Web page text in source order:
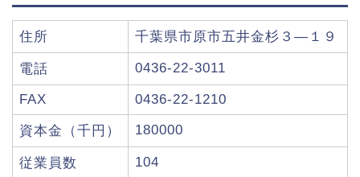
住所 千葉県市原市五井金杉３―１９
電話 0436-22-3011
FAX 0436-22-1210
資本金（千円） 180000
従業員数 104